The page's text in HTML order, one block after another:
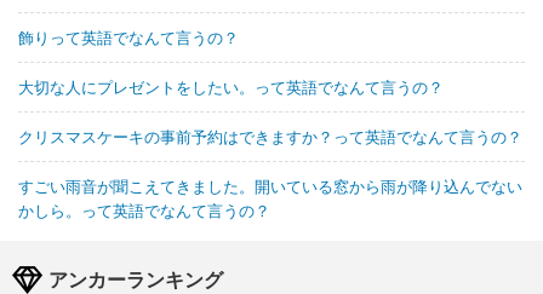
飾りって英語でなんて言うの？
大切な人にプレゼントをしたい。って英語でなんて言うの？
クリスマスケーキの事前予約はできますか？って英語でなんて言うの？
すごい雨音が聞こえてきました。開いている窓から雨が降り込んでない
かしら。って英語でなんて言うの？
アンカーランキング